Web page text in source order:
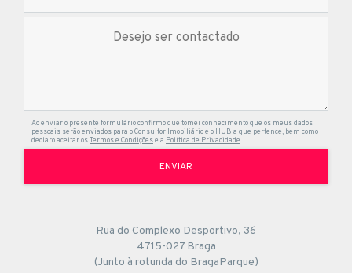
Ao enviar o presente formulário confirmo que tomei conhecimento que os meus dados
pessoais serão enviados para o Consultor Imobiliário e o HUB a que pertence, bem como
declaro aceitar osTermos e Condiçõese a Política de Privacidade.
ENVIAR
Rua do Complexo Desportivo, 36
4715-027 Braga
(Junto à rotunda do BragaParque)